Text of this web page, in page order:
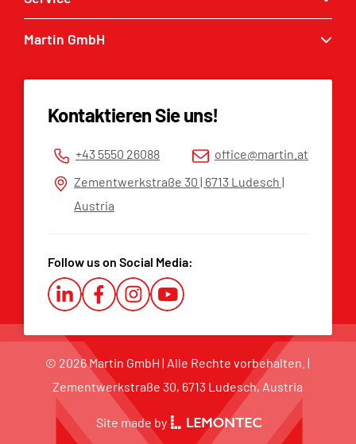
Baggerlöffel
Greifer
Service Anfrage
Ersatzteilliste
Martin GmbH
Datenschutzerklärung
Hinweisgeberplattform
Kontaktieren Sie uns!
+43 5550 26088
office@martin.at
Zementwerkstraße 30 | 6713 Ludesch |
Austria
Follow us on Social Media:
© 2026 Martin GmbH | Alle Rechte vorbehalten. |
Zementwerkstraße 30, 6713 Ludesch, Austria
Site made by